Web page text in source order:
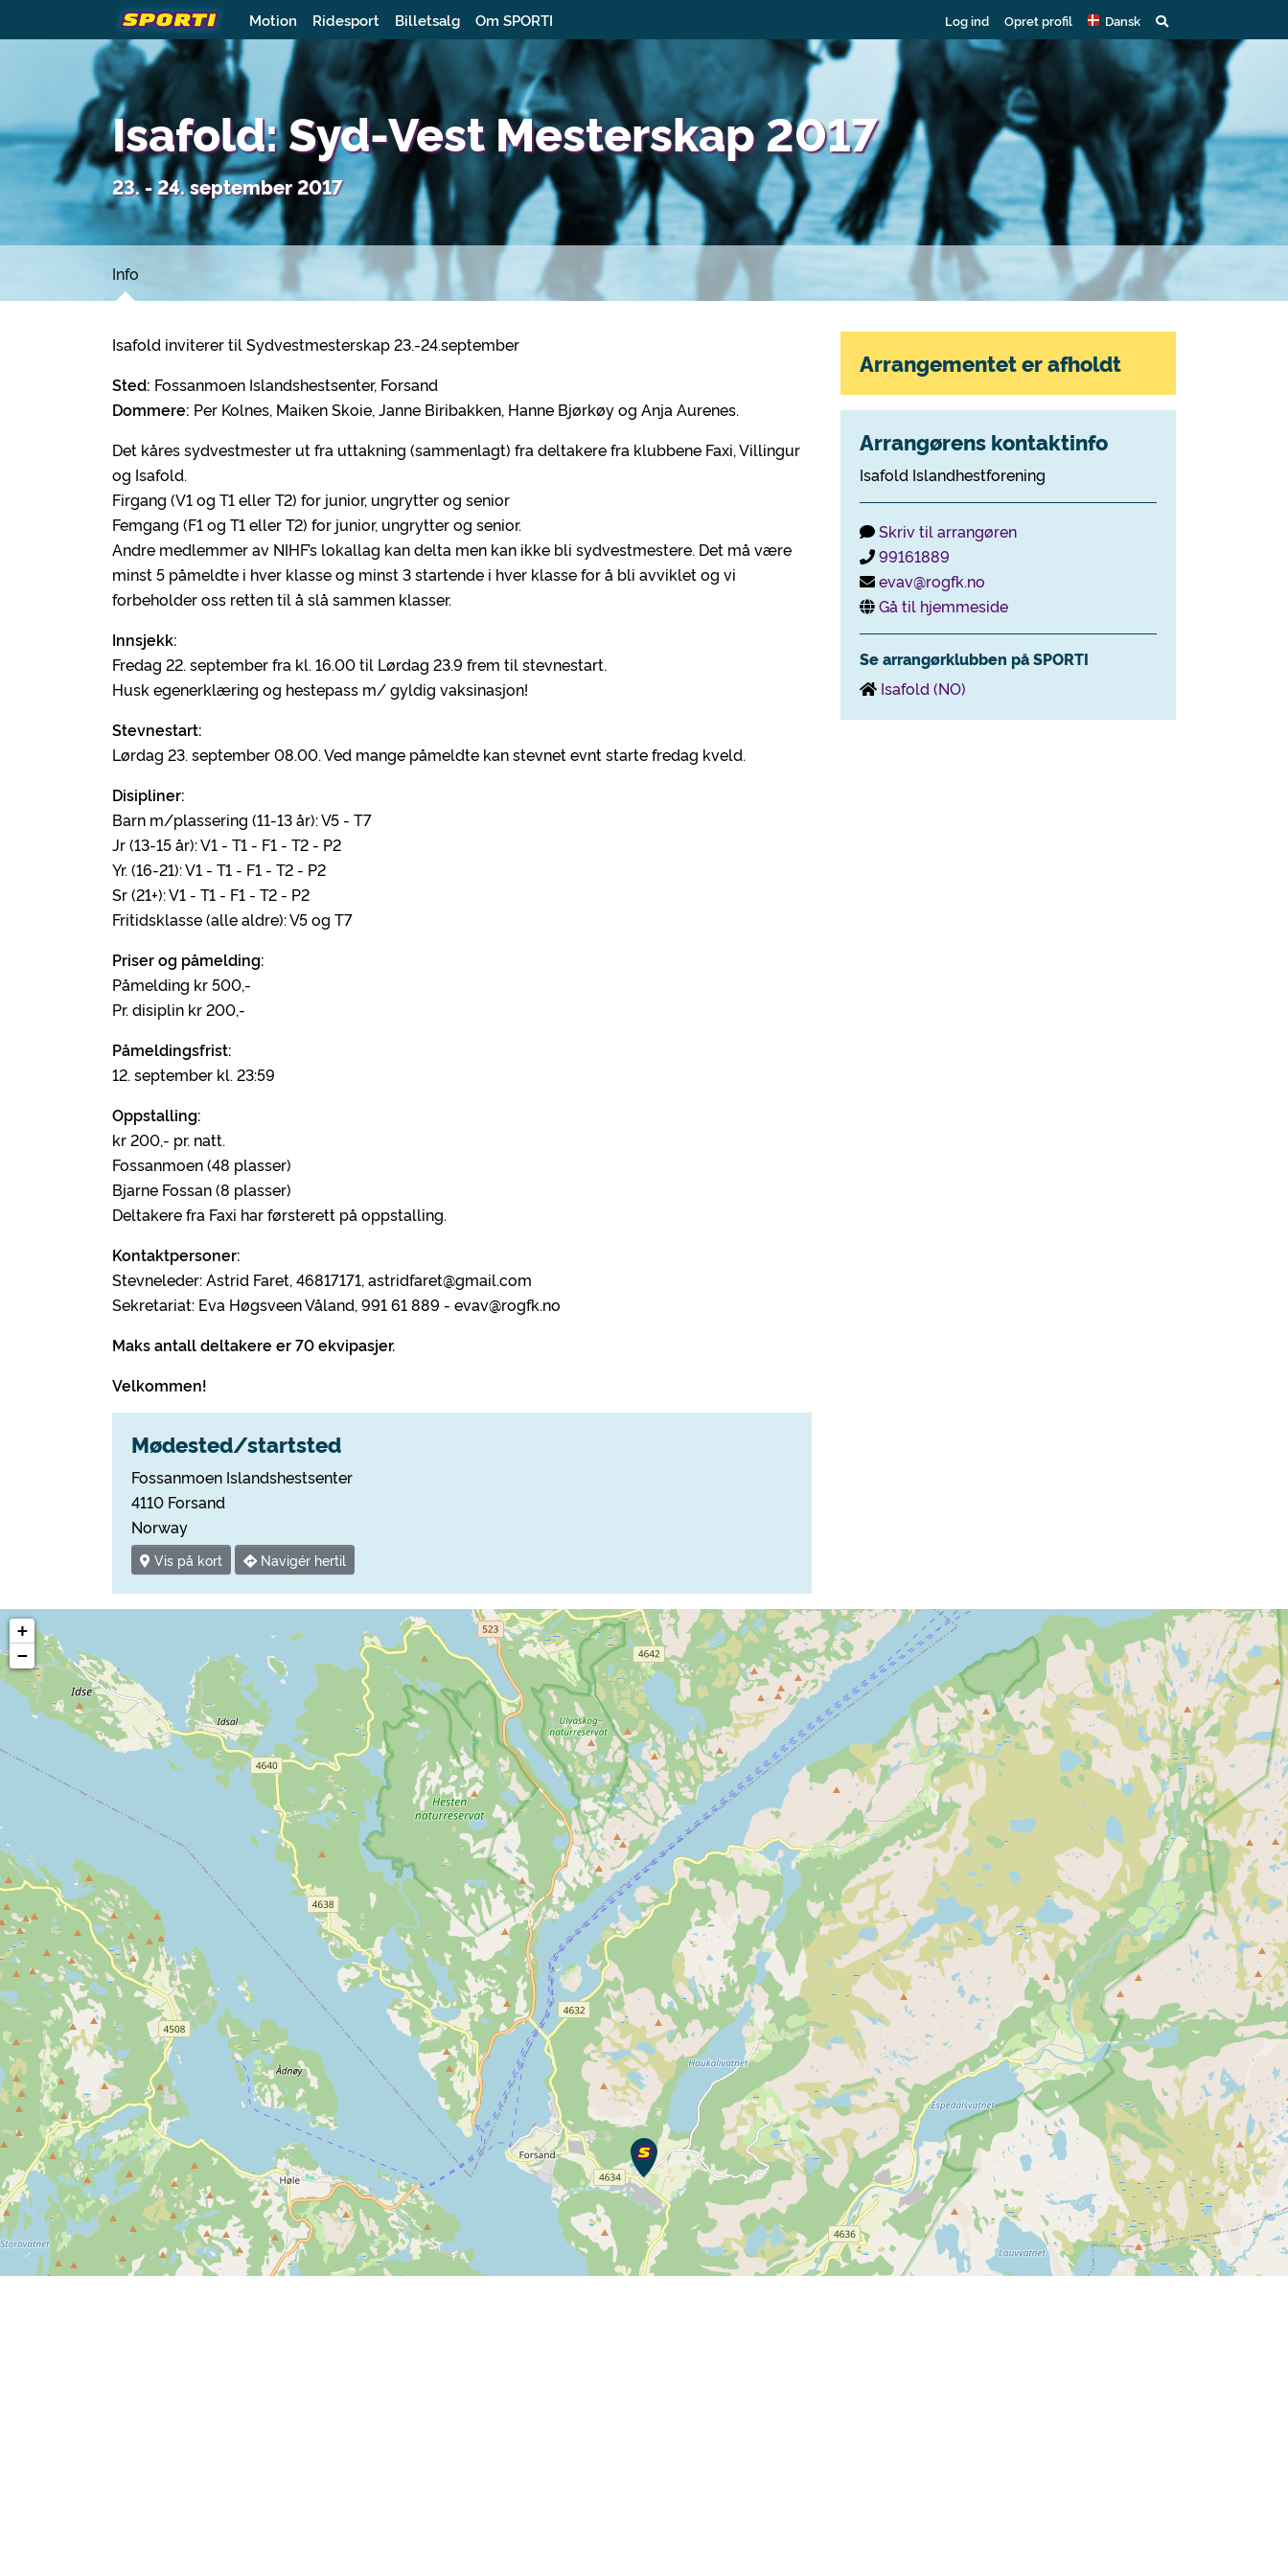
Motion Ridesport Billetsalg Om SPORTI Log ind Opret profil Dansk
Isafold: Syd-Vest Mesterskap 2017
23. - 24. september 2017
Info
Isafold inviterer til Sydvestmesterskap 23.-24.september
Sted: Fossanmoen Islandshestsenter, Forsand
Dommere: Per Kolnes, Maiken Skoie, Janne Biribakken, Hanne Bjørkøy og Anja Aurenes.
Det kåres sydvestmester ut fra uttakning (sammenlagt) fra deltakere fra klubbene Faxi, Villingur
og Isafold.
Firgang (V1 og T1 eller T2) for junior, ungrytter og senior
Femgang (F1 og T1 eller T2) for junior, ungrytter og senior.
Andre medlemmer av NIHF’s lokallag kan delta men kan ikke bli sydvestmestere. Det må være
minst 5 påmeldte i hver klasse og minst 3 startende i hver klasse for å bli avviklet og vi
forbeholder oss retten til å slå sammen klasser.
Innsjekk:
Fredag 22. september fra kl. 16.00 til Lørdag 23.9 frem til stevnestart.
Husk egenerklæring og hestepass m/ gyldig vaksinasjon!
Stevnestart:
Lørdag 23. september 08.00. Ved mange påmeldte kan stevnet evnt starte fredag kveld.
Disipliner:
Barn m/plassering (11-13 år): V5 - T7
Jr (13-15 år): V1 - T1 - F1 - T2 - P2
Yr. (16-21): V1 - T1 - F1 - T2 - P2
Sr (21+): V1 - T1 - F1 - T2 - P2
Fritidsklasse (alle aldre): V5 og T7
Priser og påmelding:
Påmelding kr 500,-
Pr. disiplin kr 200,-
Påmeldingsfrist:
12. september kl. 23:59
Oppstalling:
kr 200,- pr. natt.
Fossanmoen (48 plasser)
Bjarne Fossan (8 plasser)
Deltakere fra Faxi har førsterett på oppstalling.
Kontaktpersoner:
Stevneleder: Astrid Faret, 46817171, astridfaret@gmail.com
Sekretariat: Eva Høgsveen Våland, 991 61 889 - evav@rogfk.no
Maks antall deltakere er 70 ekvipasjer.
Velkommen!
Mødested/startsted
Fossanmoen Islandshestsenter
4110 Forsand
Norway
Vis på kort Navigér hertil
Arrangementet er afholdt
Arrangørens kontaktinfo
Isafold Islandhestforening
Skriv til arrangøren
99161889
evav@rogfk.no
Gå til hjemmeside
Se arrangørklubben på SPORTI
Isafold (NO)
+
−